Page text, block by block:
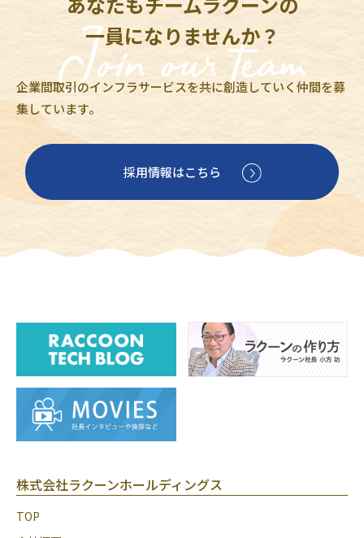
一員になりませんか？
企業間取引のインフラサービスを共に創造していく仲間を募
集しています。
採用情報はこちら
株式会社ラクーンホールディングス
TOP